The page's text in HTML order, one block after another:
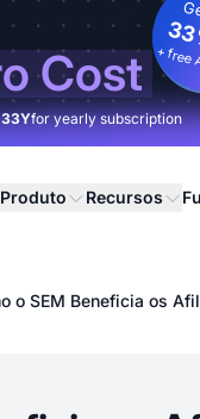
Cost + free
33Yfor yearly subscription
Produto Recursos
o SEM Beneficia os